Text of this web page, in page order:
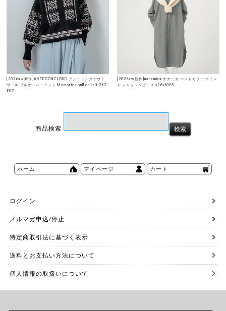
[2026aw新作]ASEEDONCLOUD アシードンクラウド
ウール プルオーバーニット Memories pull on knit 262
807
[2026aw新作]nanamica ナナミカ バンドカラー ウイン
ド シャツワンピース s26sf085
商品検索
ホーム マイページ カート
ログイン
メルマガ申込/停止
特定商取引法に基づく表示
送料とお支払い方法について
個人情報の取扱いについて